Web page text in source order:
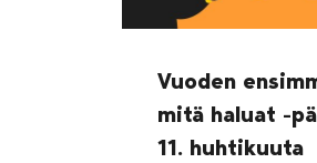
Vuoden
mitä haluat -
11. huhtikuuta